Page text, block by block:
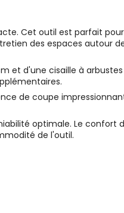
Cet outil est parfait
des espaces autour
et d'une cisaille à
de coupe
optimale. Le confort
de l'outil.